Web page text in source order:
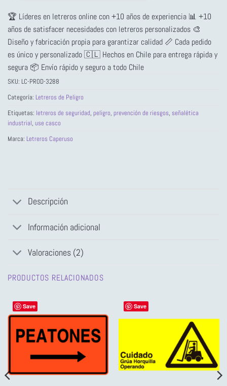
🏆 Líderes en letreros online con +10 años de experiencia 📊 +10
años de satisfacer necesidades con letreros personalizados 🎨
Diseño y fabricación propia para garantizar calidad 📏 Cada pedido
es único y personalizado 🇨🇱 Hechos en Chile para entrega rápida y
segura 📦 Envío rápido y seguro a todo Chile
SKU: LC-PROD-3288
Categoría: Letreros de Peligro
Etiquetas: letreros de seguridad, peligro, prevención de riesgos, señalética
industrial, use casco
Marca: Letreros Caperuso
Descripción
Información adicional
Valoraciones (2)
PRODUCTOS RELACIONADOS
Save Save